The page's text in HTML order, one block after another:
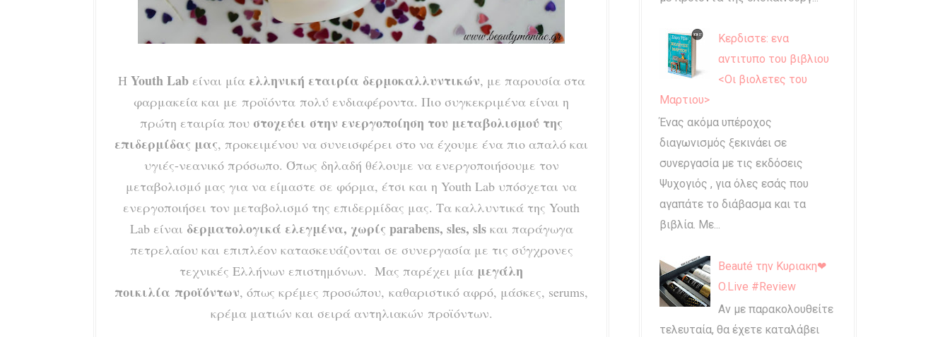
Η Youth Labείναι μίαελληνική εταιρία δερμοκαλλυντικών, με παρουσία στα
φαρμακεία και με προϊόντα πολύ ενδιαφέροντα. Πιο συγκεκριμένα είναι η
πρώτη εταιρία που στοχεύει στην ενεργοποίηση του μεταβολισμού της
επιδερμίδας μας, προκειμένου να συνεισφέρει στο να έχουμε ένα πιο απαλό και
υγιές-νεανικό πρόσωπο. Όπως δηλαδή θέλουμε να ενεργοποιήσουμε τον
μεταβολισμό μας για να είμαστε σε φόρμα, έτσι και η Youth Lab υπόσχεται να
ενεργοποιήσει τον μεταβολισμό της επιδερμίδας μας. Τα καλλυντικά της Youth
Lab είναι δερματολογικά ελεγμένα, χωρίς parabens, sles, slsκαι παράγωγα
πετρελαίου και επιπλέον κατασκευάζονται σε συνεργασία με τις σύγχρονες
τεχνικές Ελλήνων επιστημόνων. Μας παρέχει μία μεγάλη
ποικιλία προϊόντων, όπως κρέμες προσώπου, καθαριστικό αφρό, μάσκες, serums,
κρέμα ματιών και σειρά αντηλιακών προϊόντων.
Κερδιστε: ενα
αντιτυπο του βιβλιου
<Οι βιολετες του
Μαρτιου>
Ένας ακόμα υπέροχος
διαγωνισμός ξεκινάει σε
συνεργασία με τις εκδόσεις
Ψυχογιός , για όλες εσάς που
αγαπάτε το διάβασμα και τα
βιβλία. Με...
Beauté την Κυριακη❤
O.Live #Review
Αν με παρακολουθείτε
τελευταία, θα έχετε καταλάβει